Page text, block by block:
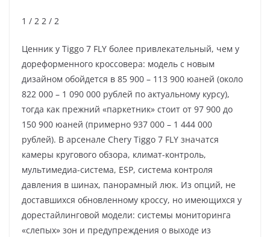
1 / 2 2 / 2
Ценник у Tiggo 7 FLY более привлекательный, чем у
дореформенного кроссовера: модель с новым
дизайном обойдется в 85 900 – 113 900 юаней (около
822 000 – 1 090 000 рублей по актуальному курсу),
тогда как прежний «паркетник» стоит от 97 900 до
150 900 юаней (примерно 937 000 – 1 444 000
рублей). В арсенале Chery Tiggo 7 FLY значатся
камеры кругового обзора, климат-контроль,
мультимедиа-система, ESP, система контроля
давления в шинах, панорамный люк. Из опций, не
доставшихся обновленному кроссу, но имеющихся у
дорестайлинговой модели: системы мониторинга
«слепых» зон и предупреждения о выходе из